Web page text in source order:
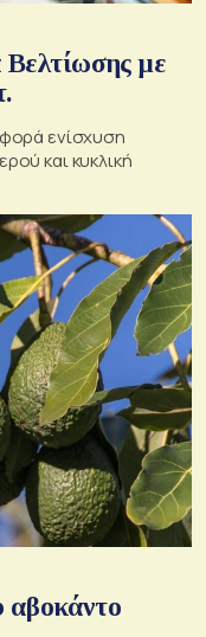
με
ενίσχυση
και κυκλική
αβοκάντο